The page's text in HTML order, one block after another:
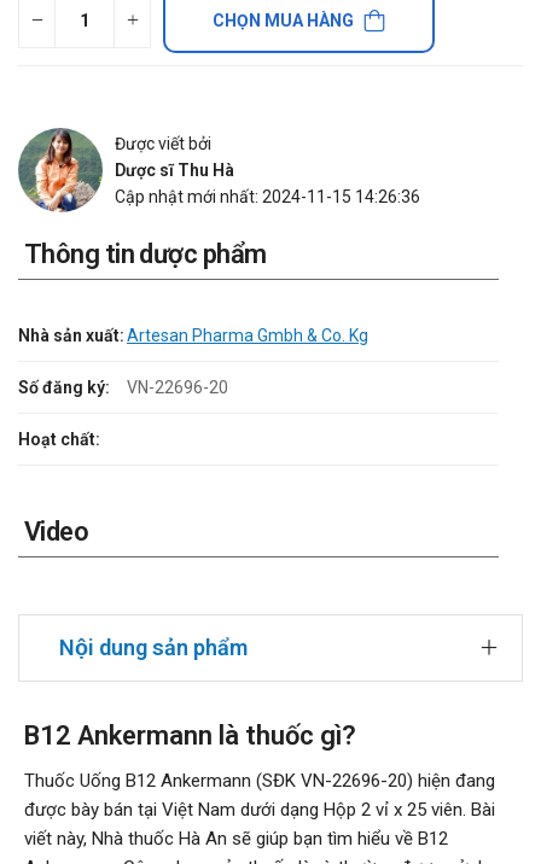
CHỌN MUA HÀNG
Được viết bởi
Dược sĩ Thu Hà
Cập nhật mới nhất: 2024-11-15 14:26:36
Thông tin dược phẩm
Nhà sản xuất:Artesan Pharma Gmbh & Co. Kg
Số đăng ký: VN-22696-20
Hoạt chất:
Video
Nội dung sản phẩm
B12 Ankermann là thuốc gì?
Thuốc Uống B12 Ankermann (SĐK VN-22696-20) hiện đang
được bày bán tại Việt Nam dưới dạng Hộp 2 vỉ x 25 viên. Bài
viết này, Nhà thuốc Hà An sẽ giúp bạn tìm hiểu về B12